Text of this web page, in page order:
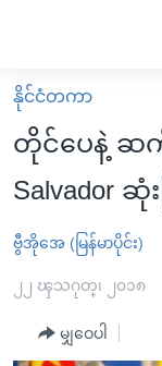
လွယ်ကူ
စေ
သည့်
များ
ပင်မ
မူလစာမျက်နှာ
မြန်မာ
ကမ္ဘာ့သတင်းများ
နိုင်ငံတကာ
အစ္စရေး-ပါလက်စတို
ဗွီဒီယို
အင်္ဂလိပ်စာလေ့လာ
နိုင်ငံတကာ
တိုင်ပေနဲ့ ဆ
Salvador ဆုံ
ဗွီအိုအေ (မြန်မာပိုင်း)
၂၂ ၾသဂုတ္၊ ၂၀၁၈
မျှဝေပါ